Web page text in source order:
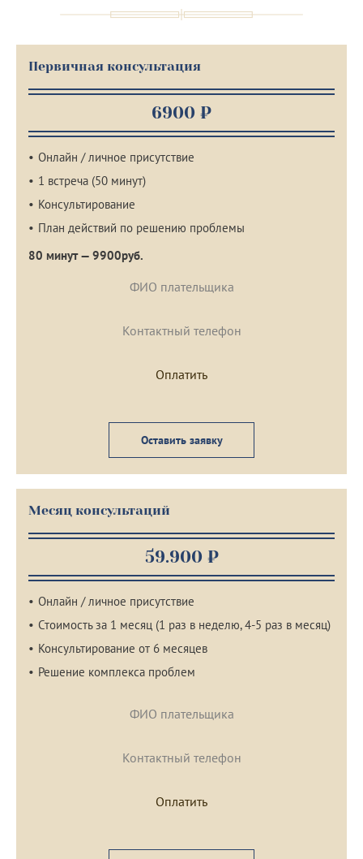
Первичная консультация
6900 ₽
Онлайн / личное присутствие
1 встреча (50 минут)
Консультирование
План действий по решению проблемы
80 минут — 9900руб.
Оставить заявку
Месяц консультаций
59.900 ₽
Онлайн / личное присутствие
Стоимость за 1 месяц (1 раз в неделю, 4-5 раз в месяц)
Консультирование от 6 месяцев
Решение комплекса проблем